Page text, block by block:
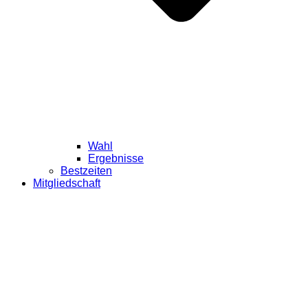
Wahl
Ergebnisse
Bestzeiten
Mitgliedschaft